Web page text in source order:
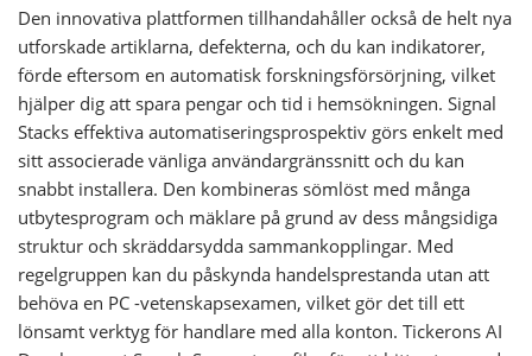
Den innovativa plattformen tillhandahåller också de helt nya
utforskade artiklarna, defekterna, och du kan indikatorer,
förde eftersom en automatisk forskningsförsörjning, vilket
hjälper dig att spara pengar och tid i hemsökningen. Signal
Stacks effektiva automatiseringsprospektiv görs enkelt med
sitt associerade vänliga användargränssnitt och du kan
snabbt installera. Den kombineras sömlöst med många
utbytesprogram och mäklare på grund av dess mångsidiga
struktur och skräddarsydda sammankopplingar. Med
regelgruppen kan du påskynda handelsprestanda utan att
behöva en PC -vetenskapsexamen, vilket gör det till ett
lönsamt verktyg för handlare med alla konton. Tickerons AI